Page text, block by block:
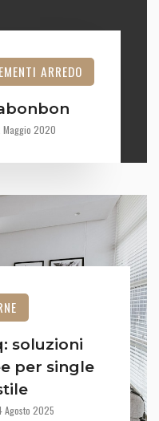
ARREDO
Maggio 2020
soluzioni
per single
Agosto 2025